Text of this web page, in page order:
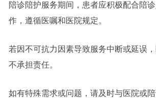
陪诊陪护服务期间，患者应积极配合陪
作，遵循医嘱和医院规定。
若因不可抗力因素导致服务中断或延误
不承担责任。
如有特殊需求或问题，请及时与医院或